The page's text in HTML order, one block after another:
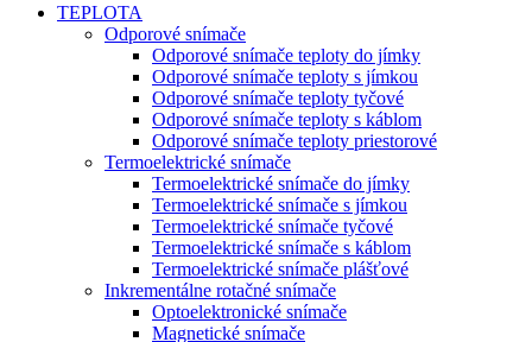
TEPLOTA
Odporové snímače
Odporové snímače teploty do jímky
Odporové snímače teploty s jímkou
Odporové snímače teploty tyčové
Odporové snímače teploty s káblom
Odporové snímače teploty priestorové
Termoelektrické snímače
Termoelektrické snímače do jímky
Termoelektrické snímače s jímkou
Termoelektrické snímače tyčové
Termoelektrické snímače s káblom
Termoelektrické snímače plášťové
Inkrementálne rotačné snímače
Optoelektronické snímače
Magnetické snímače